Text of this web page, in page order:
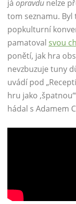
já opravdu nelze
tom seznamu.
popkulturní
pamatoval svou
ponětí, jak hra
nevzbuzuje tuny
uvádí pod
hru jako
hádal s Adamem